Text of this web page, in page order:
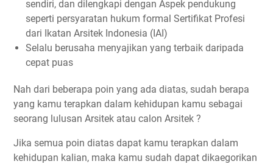
sendiri, dan dilengkapi dengan Aspek pendukung
seperti persyaratan hukum formal Sertifikat Profesi
dari Ikatan Arsitek Indonesia (IAI)
Selalu berusaha menyajikan yang terbaik daripada
cepat puas
Nah dari beberapa poin yang ada diatas, sudah berapa
yang kamu terapkan dalam kehidupan kamu sebagai
seorang lulusan Arsitek atau calon Arsitek ?
Jika semua poin diatas dapat kamu terapkan dalam
kehidupan kalian, maka kamu sudah dapat dikaegorikan